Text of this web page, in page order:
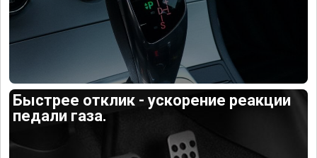
Быстрее отклик - ускорение реакции
педали газа.